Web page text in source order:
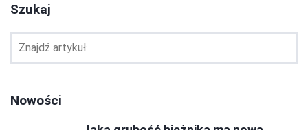
Szukaj
Nowości